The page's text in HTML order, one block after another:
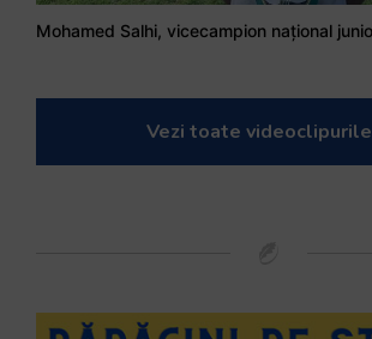
Vezi toate videoclipurile